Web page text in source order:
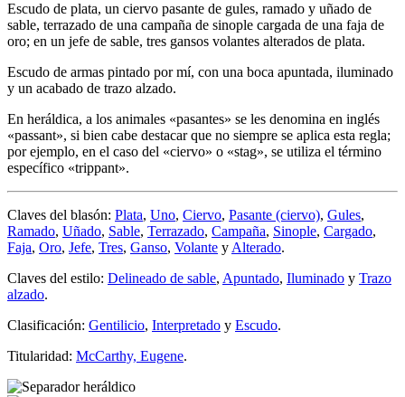
Escudo de plata, un ciervo pasante de gules, ramado y uñado de
sable, terrazado de una campaña de sinople cargada de una faja de
oro; en un jefe de sable, tres gansos volantes alterados de plata.
Escudo de armas pintado por mí, con una boca apuntada, iluminado
y un acabado de trazo alzado.
En heráldica, a los animales «pasantes» se les denomina en inglés
«passant», si bien cabe destacar que no siempre se aplica esta regla;
por ejemplo, en el caso del «ciervo» o «stag», se utiliza el término
específico «trippant».
Claves del blasón: Plata, Uno, Ciervo, Pasante (ciervo), Gules,
Ramado, Uñado, Sable, Terrazado, Campaña, Sinople, Cargado,
Faja, Oro, Jefe, Tres, Ganso, Volante y Alterado.
Claves del estilo: Delineado de sable, Apuntado, Iluminado y Trazo
alzado.
Clasificación: Gentilicio, Interpretado y Escudo.
Titularidad: McCarthy, Eugene.